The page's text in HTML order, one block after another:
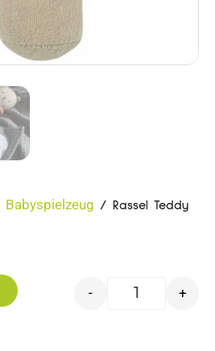
Babyspielzeug / Rassel Teddy
- +